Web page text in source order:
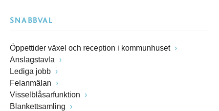
SNABBVAL
Öppettider växel och reception i kommunhuset
Anslagstavla
Lediga jobb
Felanmälan
Visselblåsarfunktion
Blankettsamling